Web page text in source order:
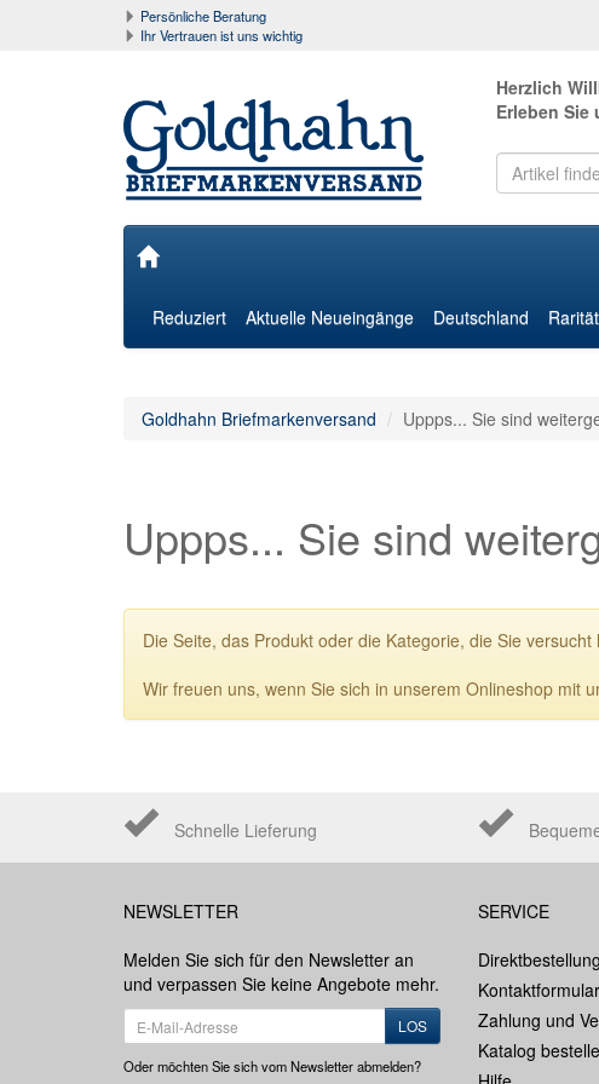
Persönliche Beratung
Ihr Vertrauen ist uns wichtig
Herzlich
Erleben Sie
Reduziert Aktuelle Neueingänge Deutschland
Goldhahn Briefmarkenversand Uppps... Sie sind
Uppps... Sie sind
Die Seite, das Produkt oder die Kategorie, die Sie
Wir freuen uns, wenn Sie sich in unserem Onlineshop mit
Schnelle Lieferung
NEWSLETTER
Melden Sie sich für den Newsletter an
und verpassen Sie keine Angebote mehr.
LOS
Oder möchten Sie sich vom Newsletter abmelden?
SERVICE
Direktbestellung
Kontaktformular
Zahlung und
Katalog